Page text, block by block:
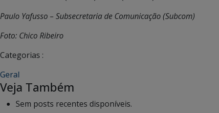
Paulo Yafusso – Subsecretaria de Comunicação (Subcom)
Foto: Chico Ribeiro
Categorias :
Geral
Veja Também
Sem posts recentes disponíveis.